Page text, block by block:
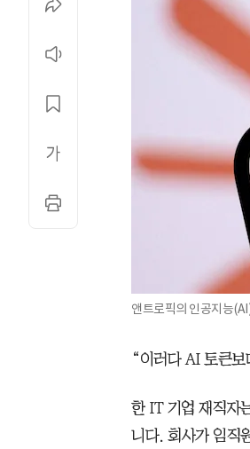
앤트로픽의 인공지능
“이러다 AI 토큰
한 IT 기업 재직자
니다. 회사가 임직